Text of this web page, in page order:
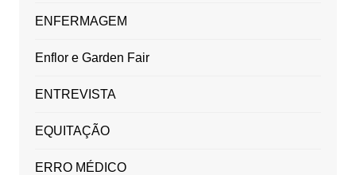
ENFERMAGEM
Enflor e Garden Fair
ENTREVISTA
EQUITAÇÃO
ERRO MÉDICO